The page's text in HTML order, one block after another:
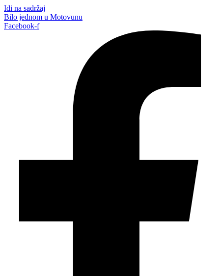
Idi na sadržaj
Bilo jednom u Motovunu
Facebook-f